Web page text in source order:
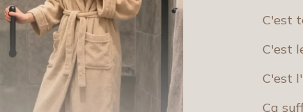
C'est
C'est
C'est
Ça